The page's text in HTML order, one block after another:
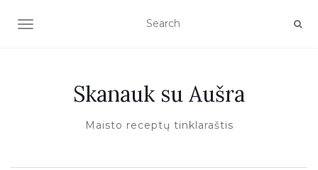
TOGGLE NAVIGATION
Skanauk su Aušra
Maisto receptų tinklaraštis